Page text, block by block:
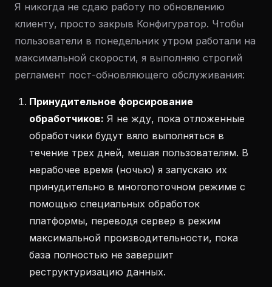
Я никогда не сдаю работу по обновлению
клиенту, просто закрыв Конфигуратор. Чтобы
пользователи в понедельник утром работали на
максимальной скорости, я выполняю строгий
регламент пост-обновляющего обслуживания:
Принудительное форсирование
обработчиков: Я не жду, пока отложенные
обработчики будут вяло выполняться в
течение трех дней, мешая пользователям. В
нерабочее время (ночью) я запускаю их
принудительно в многопоточном режиме с
помощью специальных обработок
платформы, переводя сервер в режим
максимальной производительности, пока
база полностью не завершит
реструктуризацию данных.